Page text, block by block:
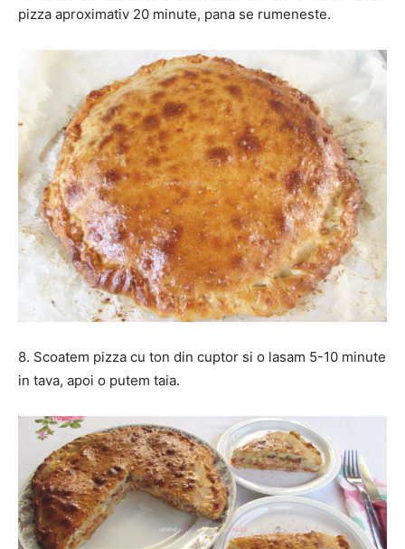
pizza aproximativ 20 minute, pana se rumeneste.
8. Scoatem pizza cu ton din cuptor si o lasam 5-10 minute
in tava, apoi o putem taia.